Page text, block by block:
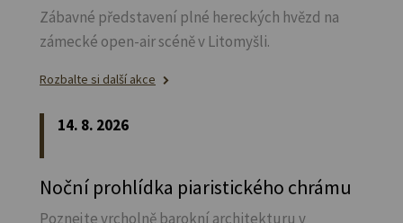
Zábavné představení plné hereckých hvězd na
zámecké open-air scéně v Litomyšli.
Rozbalte si další akce
14. 8. 2026
Noční prohlídka piaristického chrámu
Poznejte vrcholně barokní architekturu v